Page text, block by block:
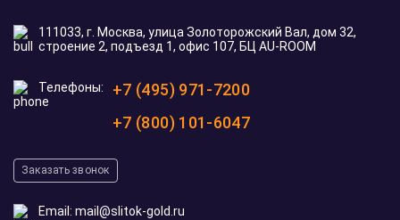
111033, г. Москва, улица Золоторожский Вал, дом 32,
строение 2, подъезд 1, офис 107, БЦ AU-ROOM
Телефоны:
+7 (495) 971-7200
+7 (800) 101-6047
Заказать звонок
Email: mail@slitok-gold.ru